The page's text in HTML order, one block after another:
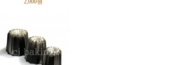
2,000원